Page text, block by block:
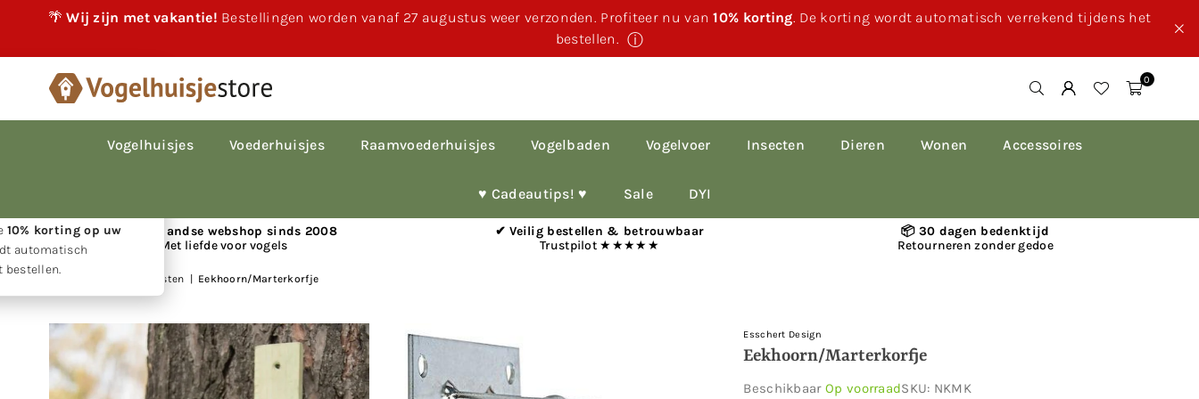
🌴Wij zijn met vakantie! Bestellingen worden vanaf 27 augustus weer verzonden. Profiteer nu van10% korting. De korting wordt automatisch verrekend tijdens het
bestellen. ⓘ
×
gewoon
bestellingen worden
10% korting op uw
automatisch
bestellen.
0
Vogelhuisjes Voederhuisjes Raamvoederhuisjes Vogelbaden Vogelvoer Insecten Dieren Wonen Accessoires
♥︎ Cadeautips! ♥︎ Sale DYI
📍 Nederlandse webshop sinds 2008
Met liefde voor vogels
✔ Veilig bestellen & betrouwbaar
Trustpilot ★★★★★
📦 30 dagen bedenktijd
Retourneren zonder gedoe
Houten nestkasten Eekhoorn/Marterkorfje
Esschert Design
Eekhoorn/Marterkorfje
Beschikbaar Op voorraadSKU: NKMK